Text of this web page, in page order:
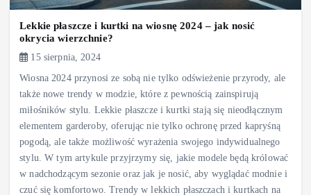
Lekkie płaszcze i kurtki na wiosnę 2024 – jak nosić
okrycia wierzchnie?
15 sierpnia, 2024
Wiosna 2024 przynosi ze sobą nie tylko odświeżenie przyrody, ale
także nowe trendy w modzie, które z pewnością zainspirują
miłośników stylu. Lekkie płaszcze i kurtki stają się nieodłącznym
elementem garderoby, oferując nie tylko ochronę przed kapryśną
pogodą, ale także możliwość wyrażenia swojego indywidualnego
stylu. W tym artykule przyjrzymy się, jakie modele będą królować
w nadchodzącym sezonie oraz jak je nosić, aby wyglądać modnie i
czuć się komfortowo. Trendy w lekkich płaszczach i kurtkach na